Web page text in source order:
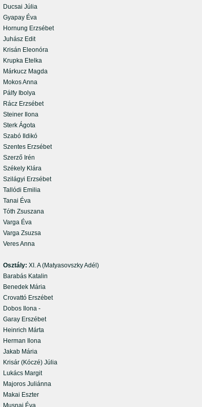
Ducsai Júlia
Gyapay Éva
Hornung Erzsébet
Juhász Edit
Krisán Eleonóra
Krupka Etelka
Márkucz Magda
Mokos Anna
Pálfy Ibolya
Rácz Erzsébet
Steiner Ilona
Sterk Ágota
Szabó Ildikó
Szentes Erzsébet
Szerző Irén
Székely Klára
Szilágyi Erzsébet
Tallódi Emilia
Tanai Éva
Tóth Zsuszana
Varga Éva
Varga Zsuzsa
Veres Anna
Osztály: XI. A (Matyasovszky Adél)
Barabás Katalin
Benedek Mária
Crovattó Erszébet
Dobos Ilona -
Garay Erszébet
Heinrich Márta
Herman Ilona
Jakab Mária
Krisár (Kóczé) Júlia
Lukács Margit
Majoros Juliánna
Makai Eszter
Musnai Éva